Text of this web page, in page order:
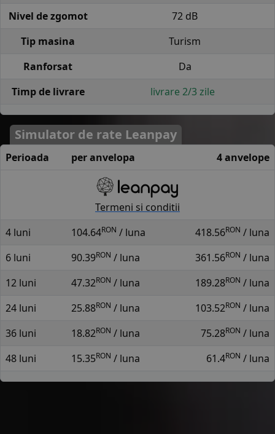
Nivel de zgomot
72 dB
Tip masina
Turism
Ranforsat
Da
Timp de livrare
livrare 2/3 zile
Simulator de rate Leanpay
Perioada per anvelopa 4 anvelope
Termeni si conditii
4 luni
104.64RON / luna 418.56RON / luna
6 luni
90.39RON / luna 361.56RON / luna
12 luni
47.32RON / luna 189.28RON / luna
24 luni
25.88RON / luna 103.52RON / luna
36 luni
18.82RON / luna 75.28RON / luna
48 luni
15.35RON / luna 61.4RON / luna